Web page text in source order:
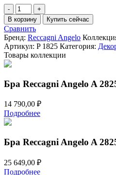
Количество
товара
Настольная
лампа
Reccagni
Angelo
P
В корзину Купить сейчас
Сравнить
Бренд: Reccagni Angelo
Артикул: P 1825 Категория:
Товары коллекции
Бра Reccagni Angelo A
14 790,00 ₽
Подробнее
Бра Reccagni Angelo A
25 649,00 ₽
Подробнее